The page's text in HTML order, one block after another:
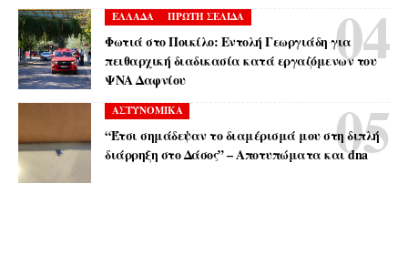
ΕΛΛΑΔΑ ΠΡΩΤΗ ΣΕΛΙΔΑ
Φωτιά στο Ποικίλο: Εντολή Γεωργιάδη για
πειθαρχική διαδικασία κατά εργαζόμενων του
ΨΝΑ Δαφνίου
ΑΣΤΥΝΟΜΙΚΑ
“Έτσι σημάδεψαν το διαμέρισμά μου στη διπλή
διάρρηξη στο Δάσος” – Αποτυπώματα και dna